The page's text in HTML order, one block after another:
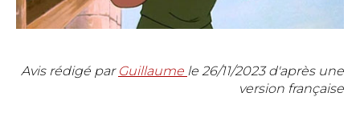
Avis rédigé par Guillaume le 26/11/2023d'après une
version française